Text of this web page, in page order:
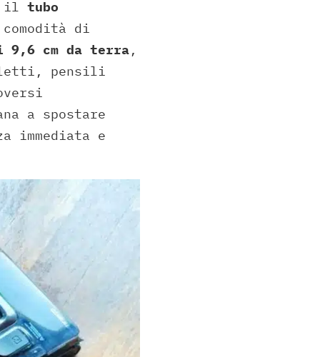
il tubo
di
cm da terra,
letti, pensili
a spostare
immediata e